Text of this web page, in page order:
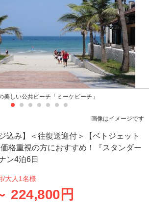
美しい公共ビーチ「ミーケビーチ」
画像はイメージです
込み】＜往復送迎付＞【ベトジェット
格重視の方におすすめ！『スタンダー
ン4泊6日
/大人1名様
224,800円